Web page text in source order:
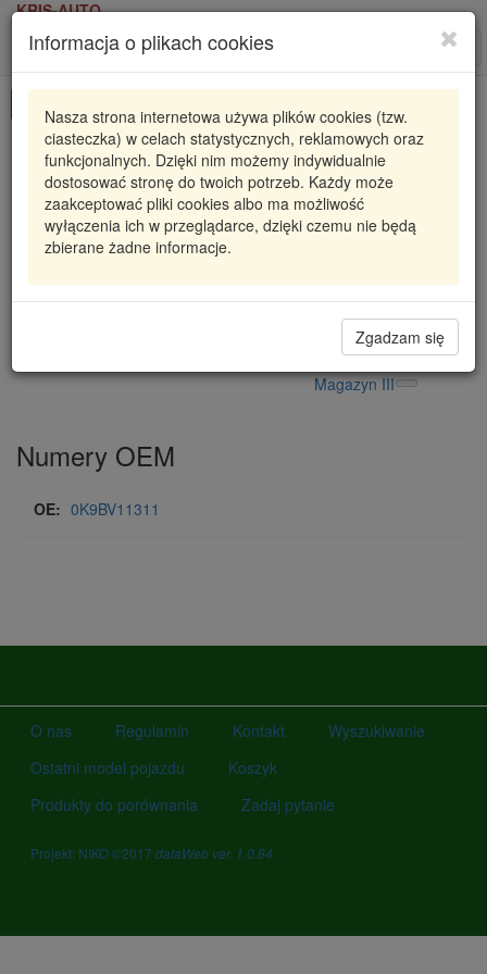
KRIS-AUTO
Informacja o plikach cookies
Nasza strona internetowa używa plików cookies (tzw.
ciasteczka) w celach statystycznych, reklamowych oraz
funkcjonalnych. Dzięki nim możemy indywidualnie
dostosować stronę do twoich potrzeb. Każdy może
zaakceptować pliki cookies albo ma możliwość
wyłączenia ich w przeglądarce, dzięki czemu nie będą
zbierane żadne informacje.
Zgadzam się
Karta produktu
81-90049-00 REINZ
SIMMERING WAŁU Z OBUDOWĄ LANDROVER
176,12 zł
Filia Lublin 0
Magazyn II
Magazyn IV
Magazyn III
Numery OEM
OE: 0K9BV11311
O nas Regulamin Kontakt
Wyszukiwanie
Ostatni model pojazdu
Koszyk
Produkty do porównania
Zadaj pytanie
Projekt: NIKO ©2017 dataWeb ver. 1.0.84